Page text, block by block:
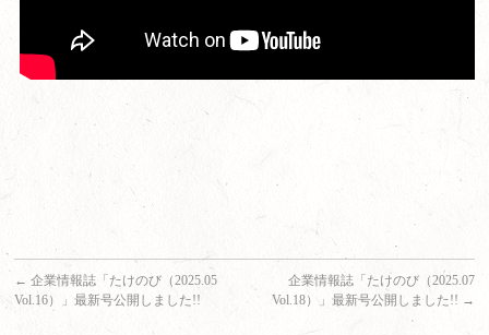
← 企業情報誌「たけのび（2025.05
Vol.16）」最新号公開しました!!
企業情報誌「たけのび（2025.07
Vol.18）」最新号公開しました!! →